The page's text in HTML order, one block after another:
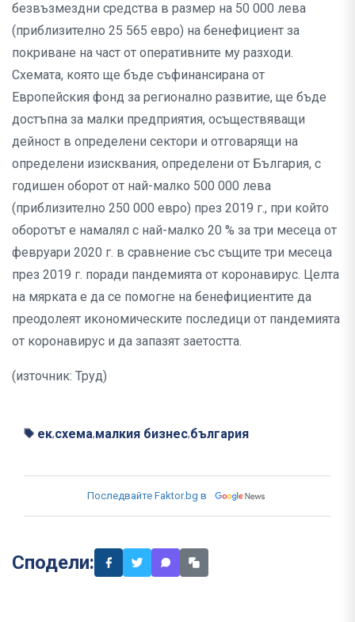
безвъзмездни средства в размер на 50 000 лева
(приблизително 25 565 евро) на бенефициент за
покриване на част от оперативните му разходи.
Схемата, която ще бъде съфинансирана от
Европейския фонд за регионално развитие, ще бъде
достъпна за малки предприятия, осъществяващи
дейност в определени сектори и отговарящи на
определени изисквания, определени от България, с
годишен оборот от най-малко 500 000 лева
(приблизително 250 000 евро) през 2019 г., при който
оборотът е намалял с най-малко 20 % за три месеца от
февруари 2020 г. в сравнение със същите три месеца
през 2019 г. поради пандемията от коронавирус. Целта
на мярката е да се помогне на бенефициентите да
преодолеят икономическите последици от пандемията
от коронавирус и да запазят заетостта.
(източник: Труд)
ек,схема,малкия бизнес,българия
Последвайте Faktor.bg в
Сподели: